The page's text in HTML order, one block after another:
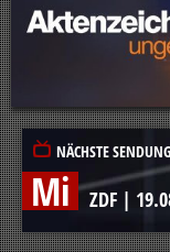
NÄCHSTE SENDUNG
Mi ZDF |